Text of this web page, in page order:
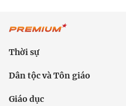
Thời sự
Dân tộc và Tôn giáo
Giáo dục